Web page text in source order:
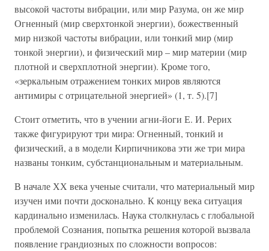
высокой частоты вибрации, или мир Разума, он же мир
Огненный (мир сверхтонкой энергии), божественный
мир низкой частоты вибрации, или тонкий мир (мир
тонкой энергии), и физический мир – мир материи (мир
плотной и сверхплотной энергии). Кроме того,
«зеркальным отражением тонких миров являются
антимиры с отрицательной энергией» (1, т. 5).[7]
Стоит отметить, что в учении агни-йоги Е. И. Рерих
также фигурируют три мира: Огненный, тонкий и
физический, а в модели Кирпичникова эти же три мира
названы тонким, субстанциональным и материальным.
В начале ХХ века ученые считали, что материальный мир
изучен ими почти досконально. К концу века ситуация
кардинально изменилась. Наука столкнулась с глобальной
проблемой Сознания, попытка решения которой вызвала
появление грандиозных по сложности вопросов: